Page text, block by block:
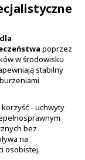
poprzez
w środowisku
stabilny
- uchwyty
bez
na
osobistej.